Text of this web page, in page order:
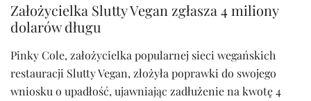
Założycielka Slutty Vegan zgłasza 4 miliony
dolarów długu
Pinky Cole, założycielka popularnej sieci wegańskich
restauracji Slutty Vegan, złożyła poprawki do swojego
wniosku o upadłość, ujawniając zadłużenie na kwotę 4